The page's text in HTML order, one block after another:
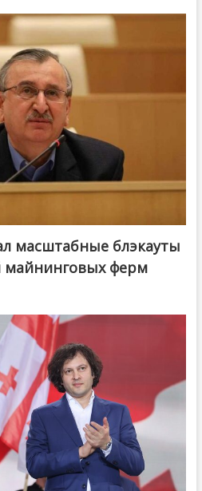
масштабные блэкауты
майнинговых ферм